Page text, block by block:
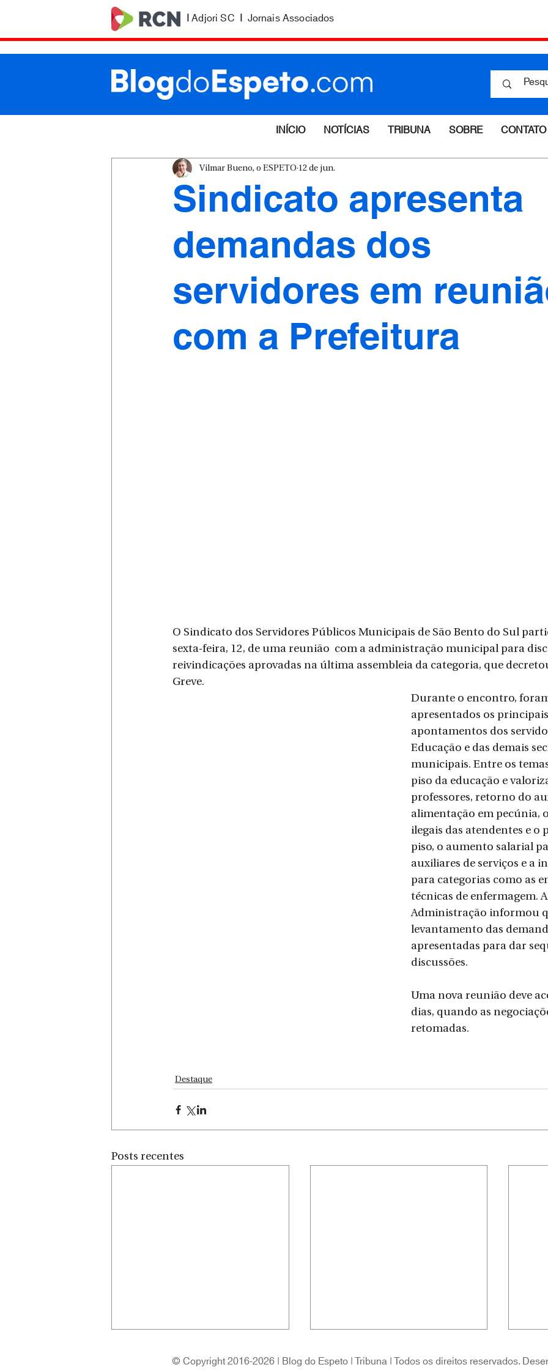
|Adjori SC | Jornais Associados
INÍCIO NOTÍCIAS TRIBUNA SOBRE CONTATO
Sindicato apresenta
demandas dos
servidores em
com a Prefeitura
Vilmar Bueno, o ESPETO 12 de jun.
O Sindicato dos Servidores Públicos Municipais de São Bento do Sul
sexta-feira, 12, de uma reunião  com a administração municipal para
reivindicações aprovadas na última assembleia da categoria, que
Greve.
Durante o encontro,
apresentados os
apontamentos dos
Educação e das demais
municipais. Entre os
piso da educação e
professores, retorno do
alimentação em pecúnia,
ilegais das atendentes e o
piso, o aumento salarial
auxiliares de serviços e a
para categorias como as
técnicas de enfermagem.
Administração informou
levantamento das
apresentadas para dar
discussões.
Uma nova reunião deve
dias, quando as
retomadas.
Destaque
Posts recentes
© Copyright 2016-2026 | Blog do Espeto | Tribuna | Todos os direitos reservados.